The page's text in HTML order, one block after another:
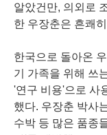
알았건만, 의외로
한 우장춘은 흔쾌
한국으로 돌아온
기 가족을 위해 쓰
'연구 비용'으로 사
했다. 우장춘 박사
수박 등 많은 품종